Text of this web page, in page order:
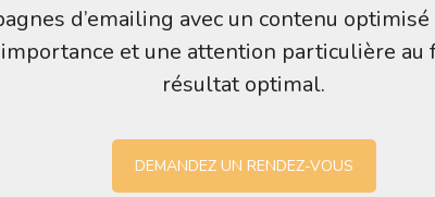
d’emailing avec un contenu
et une attention particulière
résultat optimal.
DEMANDEZ UN RENDEZ-VOUS